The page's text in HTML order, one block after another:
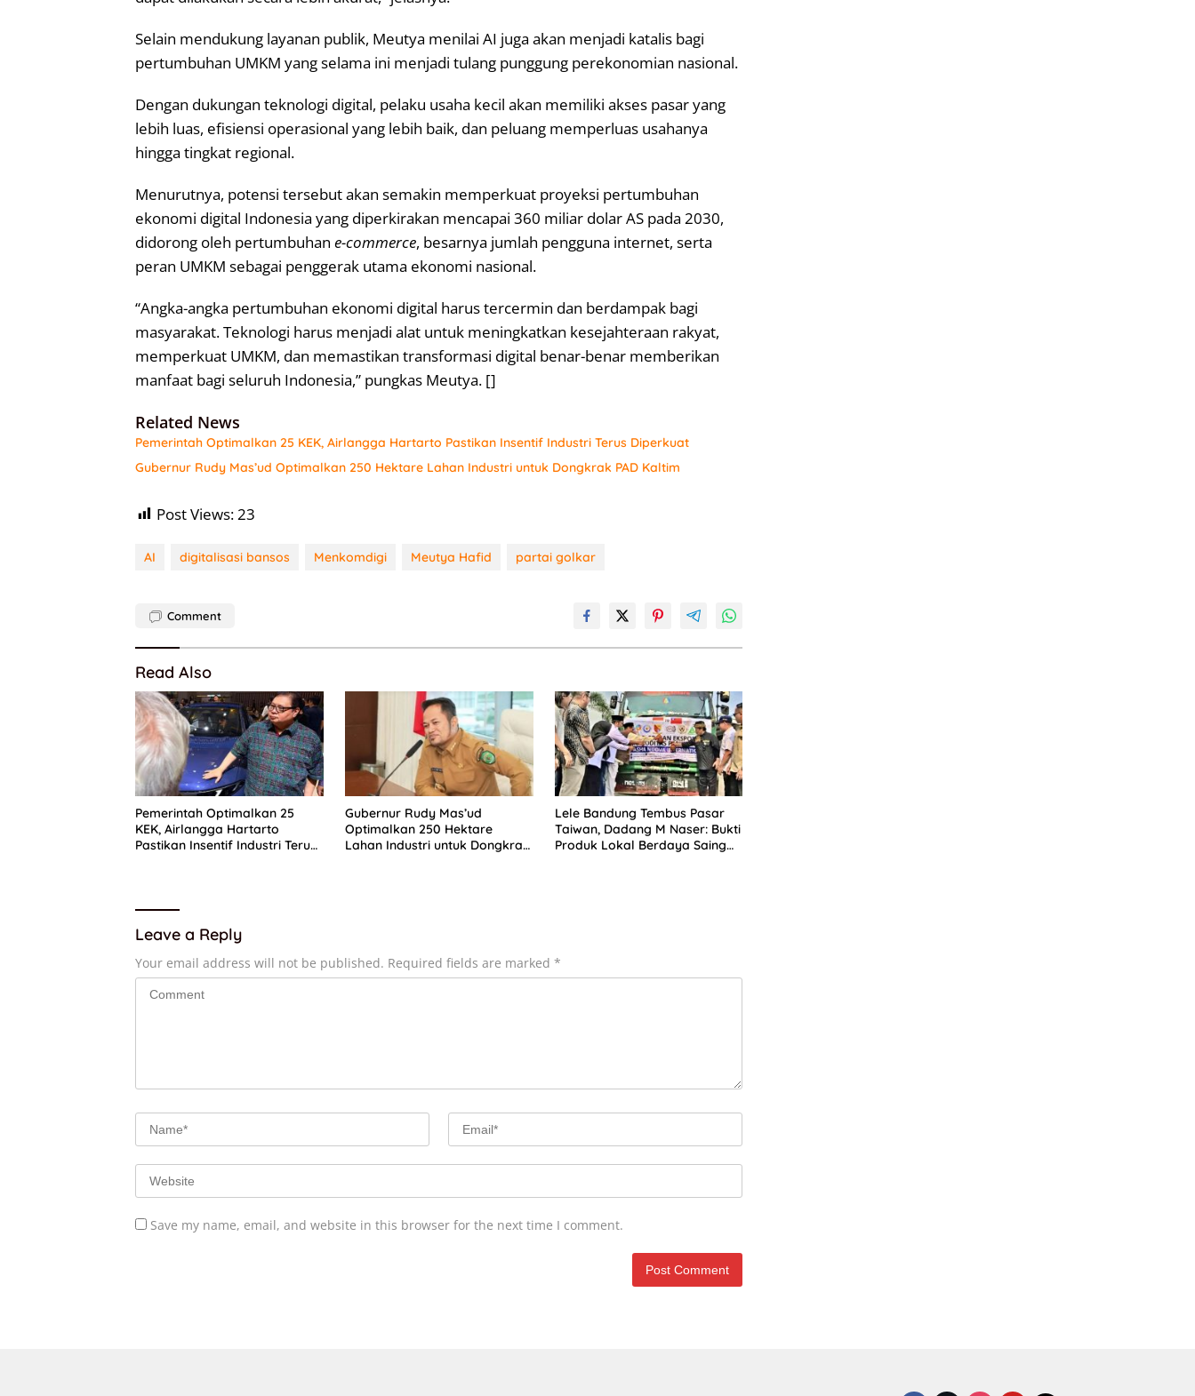
Selain mendukung layanan publik, Meutya menilai AI juga akan menjadi katalis bagi
pertumbuhan UMKM yang selama ini menjadi tulang punggung perekonomian nasional.
Dengan dukungan teknologi digital, pelaku usaha kecil akan memiliki akses pasar yang
lebih luas, efisiensi operasional yang lebih baik, dan peluang memperluas usahanya
hingga tingkat regional.
Menurutnya, potensi tersebut akan semakin memperkuat proyeksi pertumbuhan
ekonomi digital Indonesia yang diperkirakan mencapai 360 miliar dolar AS pada 2030,
didorong oleh pertumbuhan e-commerce, besarnya jumlah pengguna internet, serta
peran UMKM sebagai penggerak utama ekonomi nasional.
“Angka-angka pertumbuhan ekonomi digital harus tercermin dan berdampak bagi
masyarakat. Teknologi harus menjadi alat untuk meningkatkan kesejahteraan rakyat,
memperkuat UMKM, dan memastikan transformasi digital benar-benar memberikan
manfaat bagi seluruh Indonesia,” pungkas Meutya. []
Related News
Pemerintah Optimalkan 25 KEK, Airlangga Hartarto Pastikan Insentif Industri Terus Diperkuat
Gubernur Rudy Mas’ud Optimalkan 250 Hektare Lahan Industri untuk Dongkrak PAD Kaltim
Post Views:23
AI digitalisasi bansos Menkomdigi Meutya Hafid partai golkar
Comment
Read Also
Pemerintah Optimalkan 25
KEK, Airlangga Hartarto
Pastikan Insentif Industri Terus
Gubernur Rudy Mas’ud
Optimalkan 250 Hektare
Lahan Industri untuk Dongkrak
Lele Bandung Tembus Pasar
Taiwan, Dadang M Naser: Bukti
Produk Lokal Berdaya Saing
Leave a Reply
Your email address will not be published. Required fields are marked *
Save my name, email, and website in this browser for the next time I comment.